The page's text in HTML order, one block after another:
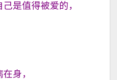
是值得被爱的，
身，